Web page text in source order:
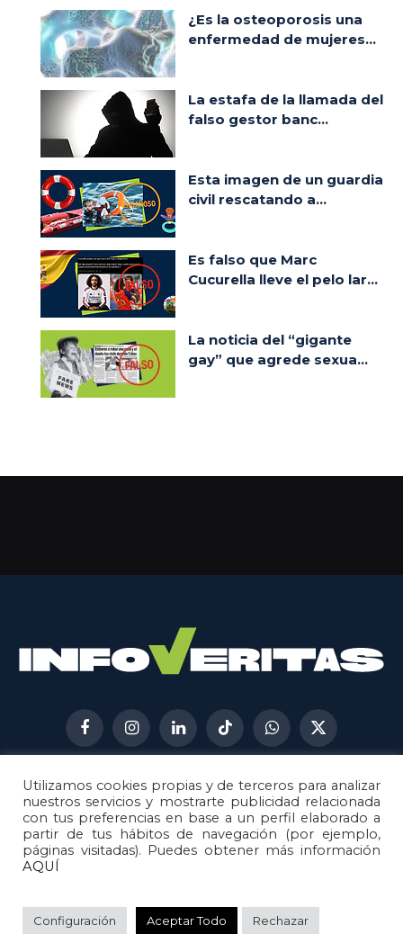
¿Es la osteoporosis una
enfermedad de mujeres...
La estafa de la llamada del
falso gestor banc...
Esta imagen de un guardia
civil rescatando a...
Es falso que Marc
Cucurella lleve el pelo lar...
La noticia del “gigante
gay” que agrede sexua...
FacebookInstagramLinkedInTikTokWhatsApp
X
(Twitter)
AVISO LEGAL
METODOLOGÍA
POLÍTICA DE COOKIES
POLÍTICA DE CORRECCIONES
© 2026Metech. Todos los derechos reservados.
Utilizamos cookies propias y de terceros para analizar
nuestros servicios y mostrarte publicidad relacionada
con tus preferencias en base a un perfil elaborado a
partir de tus hábitos de navegación (por ejemplo,
páginas visitadas). Puedes obtener más información
AQUÍ
Configuración Aceptar Todo Rechazar